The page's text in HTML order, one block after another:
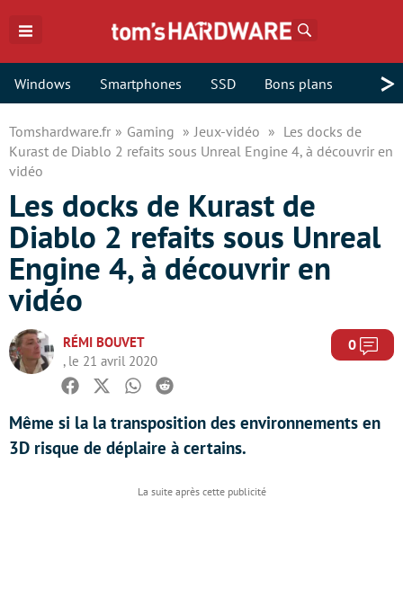
Windows Smartphones SSD Bons plans >
Tomshardware.fr Gaming Jeux-vidéo
Les docks de
Kurast de Diablo 2 refaits sous Unreal Engine 4, à découvrir en
vidéo
Les docks de Kurast de
Diablo 2 refaits sous Unreal
Engine 4, à découvrir en
vidéo
RÉMI BOUVET
, le 21 avril 2020
0
Facebook
TwitterWhatsapp
Reddit
Même si la la transposition des environnements en
3D risque de déplaire à certains.